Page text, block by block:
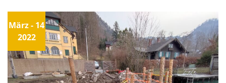
März- 14
2022